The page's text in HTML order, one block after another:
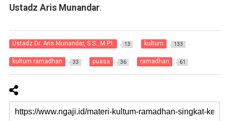
Ustadz Aris Munandar.
Ustadz Dr. Aris Munandar, S.S., M.P.I. 13 kultum 133
kultum ramadhan 33 puasa 36 ramadhan 61